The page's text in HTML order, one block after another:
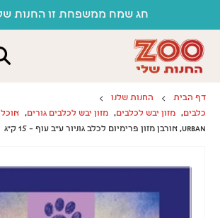
חג שמח ממשפחת זו החנות
דף הבית
החנות שלנו
כלבים, מזון יבש לכלבים, מזון יבש לכלבים גורים,
URBAN, אורבן מזון פרימיום לכלב גוניור ע"ב עוף – 15 ק"ג